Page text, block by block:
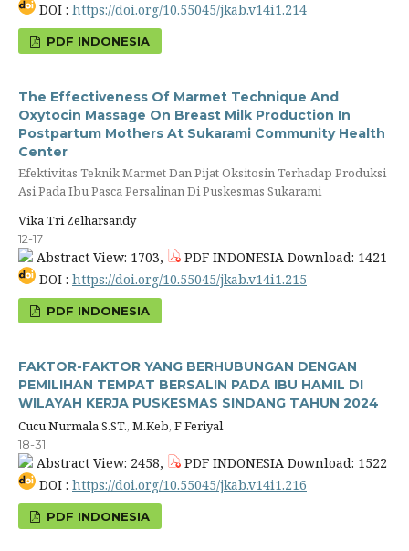
DOI : https://doi.org/10.55045/jkab.v14i1.214
PDF INDONESIA
The Effectiveness Of Marmet Technique And
Oxytocin Massage On Breast Milk Production In
Postpartum Mothers At Sukarami Community Health
Center
Efektivitas Teknik Marmet Dan Pijat Oksitosin Terhadap Produksi
Asi Pada Ibu Pasca Persalinan Di Puskesmas Sukarami
Vika Tri Zelharsandy
12-17
Abstract View: 1703,
PDF INDONESIA Download: 1421
DOI : https://doi.org/10.55045/jkab.v14i1.215
PDF INDONESIA
FAKTOR-FAKTOR YANG BERHUBUNGAN DENGAN
PEMILIHAN TEMPAT BERSALIN PADA IBU HAMIL DI
WILAYAH KERJA PUSKESMAS SINDANG TAHUN 2024
Cucu Nurmala S.ST., M.Keb, F Feriyal
18-31
Abstract View: 2458,
PDF INDONESIA Download: 1522
DOI : https://doi.org/10.55045/jkab.v14i1.216
PDF INDONESIA